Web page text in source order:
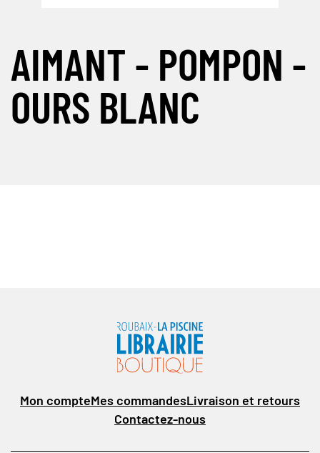
AIMANT - POMPON -
OURS BLANC
Mon compteMes commandesLivraison et retours
Contactez-nous